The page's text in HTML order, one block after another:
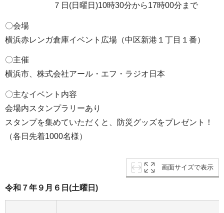
７日(日曜日)10時30分から17時00分まで
〇会場
横浜赤レンガ倉庫イベント広場（中区新港１丁目１番）
〇主催
横浜市、株式会社アール・エフ・ラジオ日本
〇主なイベント内容
会場内スタンプラリーあり
スタンプを集めていただくと、防災グッズをプレゼント！
（各日先着1000名様）
画面サイズで表示
令和７年９月６日(土曜日)